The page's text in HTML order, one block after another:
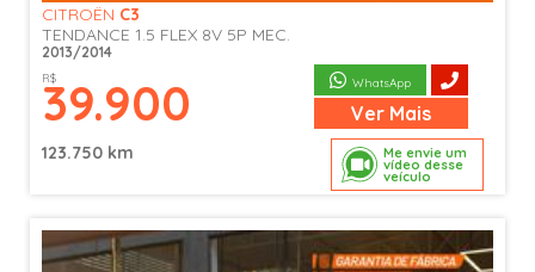
Me envie um
vídeo desse
veículo
CITROËN C3
TENDANCE 1.5 FLEX 8V 5P MEC.
2013/2014
R$
39.900 WhatsApp
Ver Mais
123.750 km